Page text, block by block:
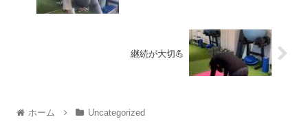
継続が大切💪
ホーム Uncategorized